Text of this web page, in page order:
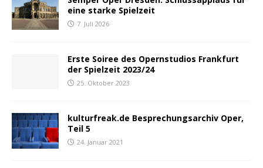
eine starke Spielzeit
7. Juli 2026
Erste Soiree des Opernstudios Frankfurt
der Spielzeit 2023/24
25. Oktober 2023
kulturfreak.de Besprechungsarchiv Oper,
Teil 5
24. Januar 2021